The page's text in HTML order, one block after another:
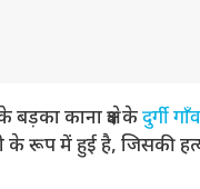
काना क्षेत्र केदुर्गी
रूप में हुई है, जिसकी